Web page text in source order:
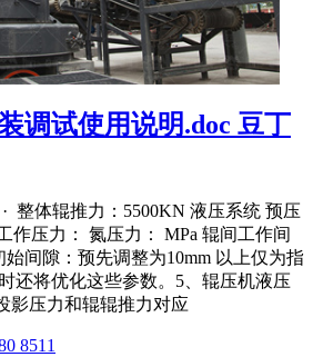
调试使用说明.doc 豆丁
整体辊推力：5500KN 液压系统 预压
作压力： 氮压力： MPa 辊间工作间
始间隙：预先调整为10mm 以上仅为指
还将优化这些参数。5、辊压机液压
影压力和辊辊推力对应
8511